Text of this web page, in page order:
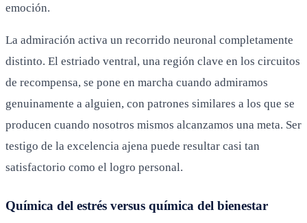
emoción.
La admiración activa un recorrido neuronal completamente
distinto. El estriado ventral, una región clave en los circuitos
de recompensa, se pone en marcha cuando admiramos
genuinamente a alguien, con patrones similares a los que se
producen cuando nosotros mismos alcanzamos una meta. Ser
testigo de la excelencia ajena puede resultar casi tan
satisfactorio como el logro personal.
Química del estrés versus química del bienestar